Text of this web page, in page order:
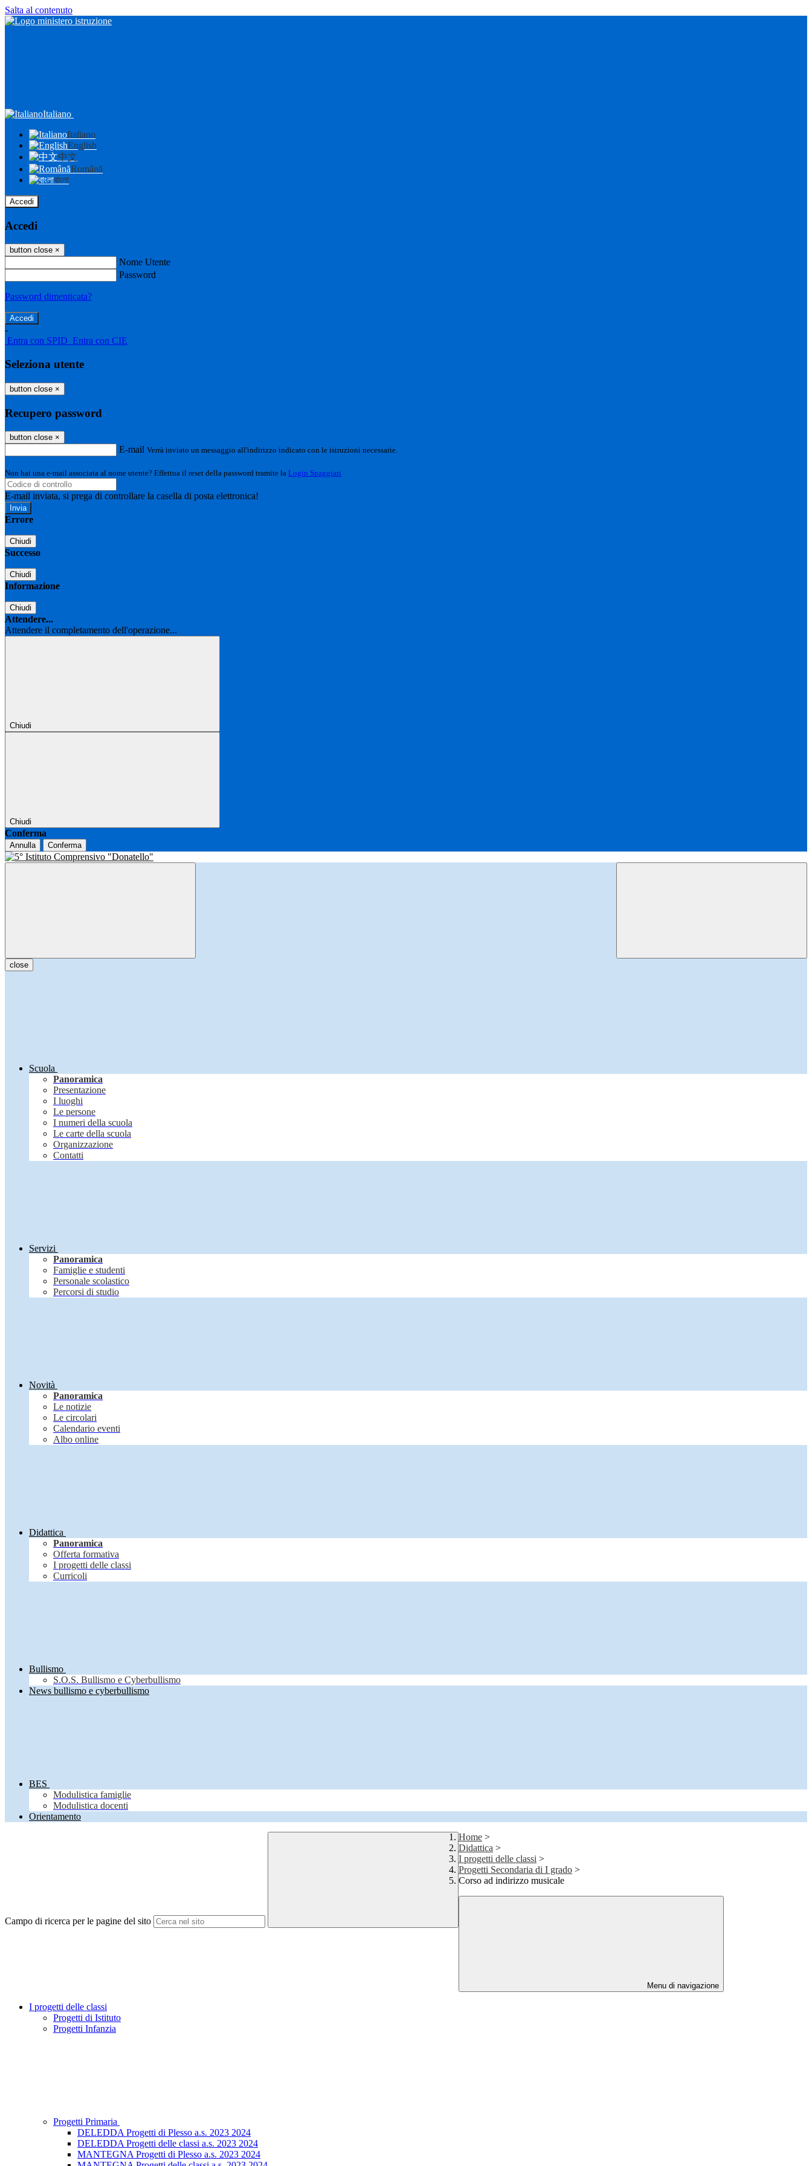
Salta al contenuto
Italiano
Italiano
English
中文
Română
বাংলা
Accedi
Accedi
button close ×
Nome Utente
Password
Password dimenticata?
-
Entra con SPID Entra con CIE
Seleziona utente
button close ×
Recupero password
button close ×
E-mail Verrà inviato un messaggio all'indirizzo indicato con le istruzioni necessarie.
Non hai una e-mail associata al nome utente? Effettua il reset della password tramite la Login Spaggiari
E-mail inviata, si prega di controllare la casella di posta elettronica!
Errore
Chiudi
Successo
Chiudi
Informazione
Chiudi
Attendere...
Attendere il completamento dell'operazione...
Chiudi
Chiudi
Conferma
Annulla Conferma
close
Scuola
Panoramica
Presentazione
I luoghi
Le persone
I numeri della scuola
Le carte della scuola
Organizzazione
Contatti
Servizi
Panoramica
Famiglie e studenti
Personale scolastico
Percorsi di studio
Novità
Panoramica
Le notizie
Le circolari
Calendario eventi
Albo online
Didattica
Panoramica
Offerta formativa
I progetti delle classi
Curricoli
Bullismo
S.O.S. Bullismo e Cyberbullismo
News bullismo e cyberbullismo
BES
Modulistica famiglie
Modulistica docenti
Orientamento
Campo di ricerca per le pagine del sito
Home >
Didattica >
I progetti delle classi >
Progetti Secondaria di I grado >
Corso ad indirizzo musicale
Menu di navigazione
I progetti delle classi
Progetti di Istituto
Progetti Infanzia
Progetti Primaria
DELEDDA Progetti di Plesso a.s. 2023 2024
DELEDDA Progetti delle classi a.s. 2023 2024
MANTEGNA Progetti di Plesso a.s. 2023 2024